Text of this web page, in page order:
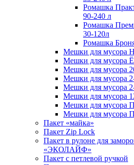
Ромашка
90-240 л
Ромашка
30-120л
Ромашка
Мешки для мусора
Мешки для мусора
Мешки для мусора
Мешки для мусора
Мешки для мусора
Мешки для мусора
Мешки для мусора
Мешки для мусора
Пакет «майка»
Пакет Zip Lock
Пакет в рулоне для
«ЭКОЛАЙФ»
Пакет с петлевой ручкой